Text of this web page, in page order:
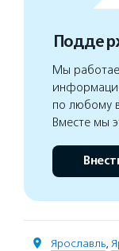
Мы
по любому
Вместе мы
Ярославль,